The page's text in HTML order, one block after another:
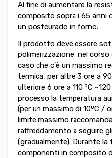
Al fine di aumentare la
composito sopra i 65 anni
un postcurado in forno.
Il prodotto deve essere
polimerizzazione, nel corso
caso che c'è un massimo
termica, per altre 3 ore a 90
ulteriore 6 ore a 110 oC ~120
processo la temperatura
(per un massimo di 10oC /
limite massimo
raffreddamento a seguire
(gradualmente). Durante la
componenti in composito